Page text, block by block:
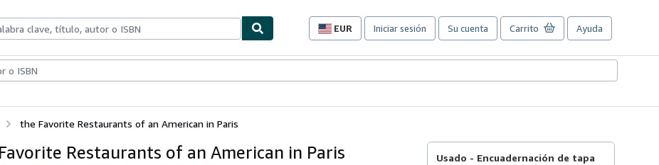
EUR
Preferencias
compra
sitio.
Iniciar sesión Su cuenta Carrito Ayuda
the Favorite Restaurants of an American in Paris
Restaurants of an American in Paris Usado - Encuadernación de tapa